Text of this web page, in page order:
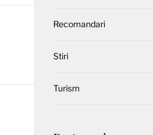
Recomandari
Stiri
Turism